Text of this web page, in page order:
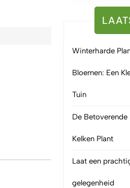
Winterharde
Bloemen: Een
Tuin
De
Kelken Plant
Laat een
gelegenheid